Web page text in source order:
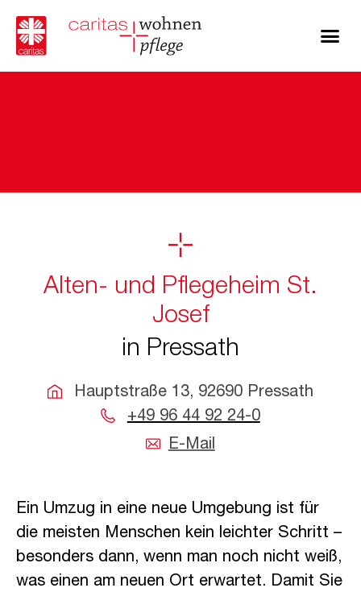
Alten- und Pflegeheim St.
Josef
in Pressath
Hauptstraße 13, 92690 Pressath
+49 96 44 92 24-0
E-Mail
Ein Umzug in eine neue Umgebung ist für
die meisten Menschen kein leichter Schritt –
besonders dann, wenn man noch nicht weiß,
was einen am neuen Ort erwartet. Damit Sie